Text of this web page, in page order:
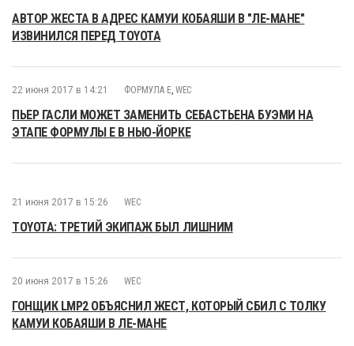
АВТОР ЖЕСТА В АДРЕС КАМУИ КОБАЯШИ В "ЛЕ-МАНЕ"
ИЗВИНИЛСЯ ПЕРЕД TOYOTA
22 июня 2017 в 14:21 ФОРМУЛА E, WEC
ПЬЕР ГАСЛИ МОЖЕТ ЗАМЕНИТЬ СЕБАСТЬЕНА БУЭМИ НА
ЭТАПЕ ФОРМУЛЫ Е В НЬЮ-ЙОРКЕ
21 июня 2017 в 15:26 WEC
TOYOTA: ТРЕТИЙ ЭКИПАЖ БЫЛ ЛИШНИМ
20 июня 2017 в 15:26 WEC
ГОНЩИК LMP2 ОБЪЯСНИЛ ЖЕСТ, КОТОРЫЙ СБИЛ С ТОЛКУ
КАМУИ КОБАЯШИ В ЛЕ-МАНЕ